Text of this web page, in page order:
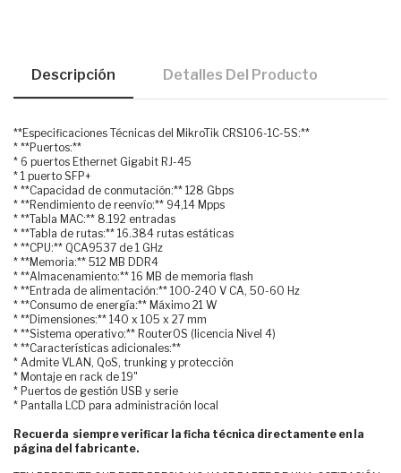
Descripción Detalles Del Producto
**Especificaciones Técnicas del MikroTik CRS106-1C-5S:**
* **Puertos:**
* 6 puertos Ethernet Gigabit RJ-45
* 1 puerto SFP+
* **Capacidad de conmutación:** 128 Gbps
* **Rendimiento de reenvío:** 94,14 Mpps
* **Tabla MAC:** 8.192 entradas
* **Tabla de rutas:** 16.384 rutas estáticas
* **CPU:** QCA9537 de 1 GHz
* **Memoria:** 512 MB DDR4
* **Almacenamiento:** 16 MB de memoria flash
* **Entrada de alimentación:** 100-240 V CA, 50-60 Hz
* **Consumo de energía:** Máximo 21 W
* **Dimensiones:** 140 x 105 x 27 mm
* **Sistema operativo:** RouterOS (licencia Nivel 4)
* **Características adicionales:**
* Admite VLAN, QoS, trunking y protección
* Montaje en rack de 19"
* Puertos de gestión USB y serie
* Pantalla LCD para administración local
Recuerda siempre verificar la ficha técnica directamente en la
página del fabricante.